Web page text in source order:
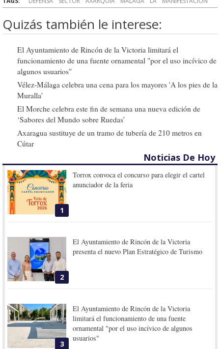
Quizás también le interese:
El Ayuntamiento de Rincón de la Victoria limitará el
funcionamiento de una fuente ornamental "por el uso incívico de
algunos usuarios"
Vélez-Málaga celebra una cena para los mayores 'A los pies de la
Muralla'
El Morche celebra este fin de semana una nueva edición de
‘Sabores del Mundo sobre Ruedas’
Axaragua sustituye de un tramo de tubería de 210 metros en
Cútar
Noticias De Hoy
1
Torrox convoca el concurso para elegir el cartel
anunciador de la feria
2
El Ayuntamiento de Rincón de la Victoria
presenta el nuevo Plan Estratégico de Turismo
3
El Ayuntamiento de Rincón de la Victoria
limitará el funcionamiento de una fuente
ornamental "por el uso incívico de algunos
usuarios"